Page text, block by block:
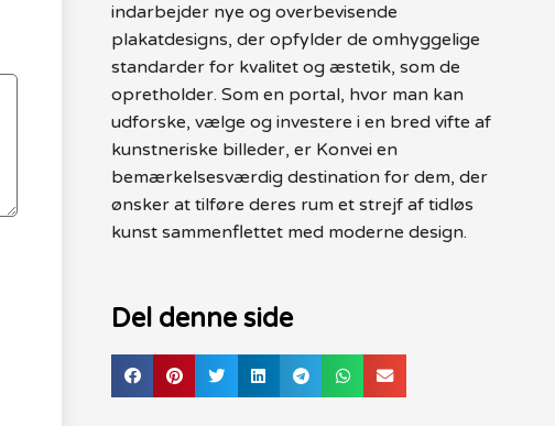
indarbejder nye og overbevisende
plakatdesigns, der opfylder de omhyggelige
standarder for kvalitet og æstetik, som de
opretholder. Som en portal, hvor man kan
udforske, vælge og investere i en bred vifte af
kunstneriske billeder, er Konvei en
bemærkelsesværdig destination for dem, der
ønsker at tilføre deres rum et strejf af tidløs
kunst sammenflettet med moderne design.
Del denne side